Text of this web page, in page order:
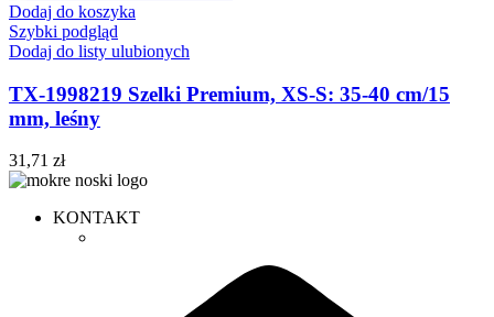
Dodaj do koszyka
Szybki podgląd
Dodaj do listy ulubionych
TX-1998219 Szelki Premium, XS-S: 35-40 cm/15
mm, leśny
31,71 zł
KONTAKT